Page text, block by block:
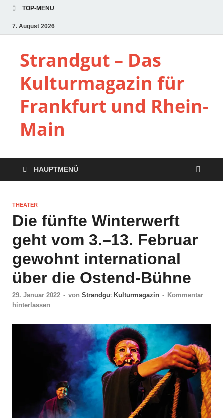
TOP-MENÜ
7. August 2026
Strandgut – Das
Kulturmagazin für
Frankfurt und Rhein-
Main
HAUPTMENÜ
THEATER
Die fünfte Winterwerft
geht vom 3.–13. Februar
gewohnt international
über die Ostend-Bühne
29. Januar 2022 - von Strandgut Kulturmagazin - Kommentar
hinterlassen